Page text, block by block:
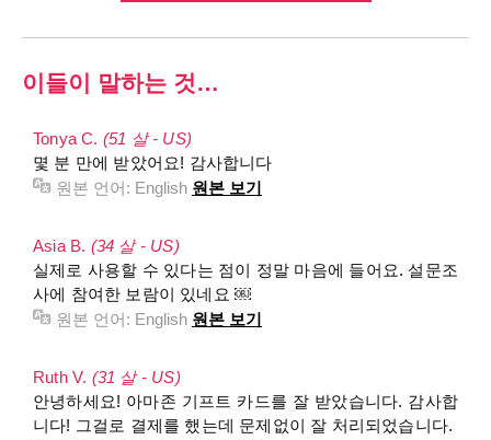
이들이 말하는 것…
Tonya C. (51 살 - US)
몇 분 만에 받았어요! 감사합니다
원본 언어: English 원본 보기
Asia B. (34 살 - US)
실제로 사용할 수 있다는 점이 정말 마음에 들어요. 설문조
사에 참여한 보람이 있네요 ￼
원본 언어: English 원본 보기
Ruth V. (31 살 - US)
안녕하세요! 아마존 기프트 카드를 잘 받았습니다. 감사합
니다! 그걸로 결제를 했는데 문제없이 잘 처리되었습니다.